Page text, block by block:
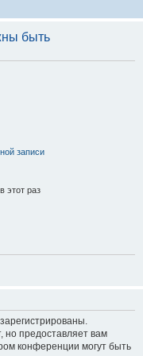
быть
записи
этот раз
но предоставляет вам
конференции могут быть